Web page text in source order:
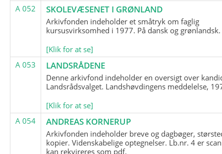
A 052
SKOLEVÆSENET I GRØNLAND
Arkivfonden indeholder et småtryk om faglig
kursusvirksomhed i 1977. På dansk og grønlandsk.
[Klik for at se]
A 053
LANDSRÅDENE
Denne arkivfond indeholder en oversigt over
Landsrådsvalget. Landshøvdingens meddelelse,
[Klik for at se]
A 054
ANDREAS KORNERUP
Arkivfonden indeholder breve og dagbøger,
kopier. Videnskabelige optegnelser. Lb.nr. 4 er
kan rekvireres som pdf.